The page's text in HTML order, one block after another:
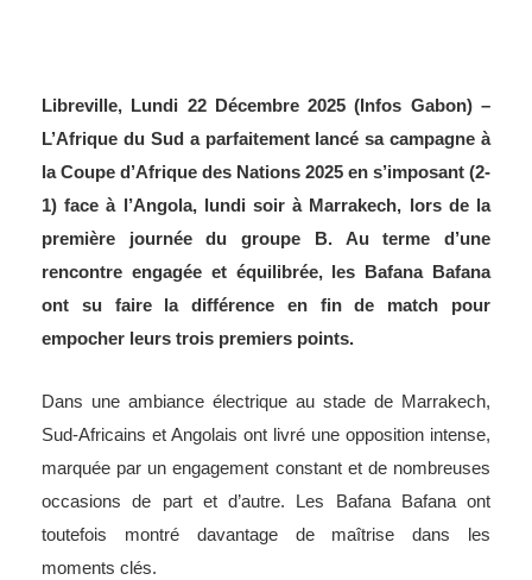
Libreville, Lundi 22 Décembre 2025 (Infos Gabon) –
L’Afrique du Sud a parfaitement lancé sa campagne à
la Coupe d’Afrique des Nations 2025 en s’imposant (2-
1) face à l’Angola, lundi soir à Marrakech, lors de la
première journée du groupe B. Au terme d’une
rencontre engagée et équilibrée, les Bafana Bafana
ont su faire la différence en fin de match pour
empocher leurs trois premiers points.
Dans une ambiance électrique au stade de Marrakech,
Sud-Africains et Angolais ont livré une opposition intense,
marquée par un engagement constant et de nombreuses
occasions de part et d’autre. Les Bafana Bafana ont
toutefois montré davantage de maîtrise dans les
moments clés.